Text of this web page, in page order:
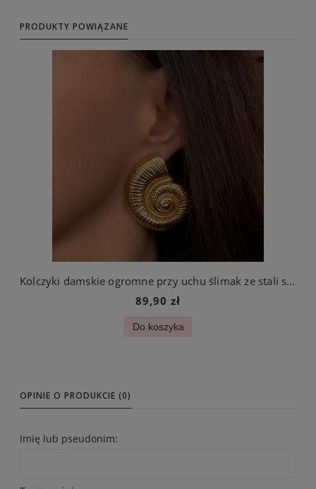
PRODUKTY POWIĄZANE
Kolczyki damskie ogromne przy uchu ślimak ze stali szlachetnej
89,90 zł
Do koszyka
OPINIE O PRODUKCIE (0)
Imię lub pseudonim: